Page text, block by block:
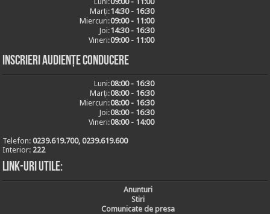
Marți:14:30 - 16:30
Miercuri:09:00 - 11:00
Joi:14:30 - 16:30
Vineri:09:00 - 11:00
Inscrieri audiențe conducere
Luni:08:00 - 16:30
Marți:08:00 - 16:30
Miercuri:08:00 - 16:30
Joi:08:00 - 16:30
Vineri:08:00 - 14:00
Telefon:0239.619.700, 0239.619.600
Interior: 222
Link-uri utile:
Anunturi
Stiri
Comunicate de presa